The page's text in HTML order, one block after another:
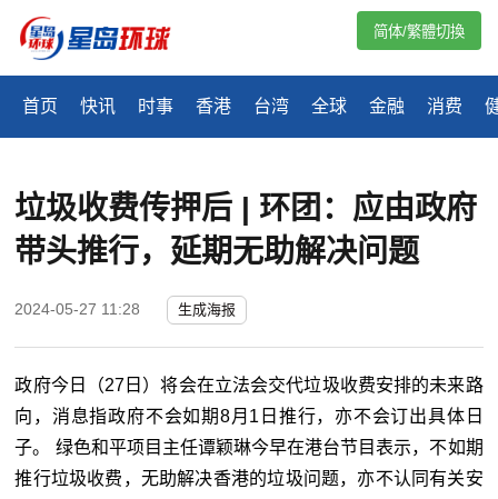
首页 快讯 时事 香港 台湾 全球 金融 消费
简体/繁體切換
垃圾收费传押后 | 环团：应由政府
带头推行，延期无助解决问题
2024-05-27 11:28 生成海报
政府今日（27日）将会在立法会交代垃圾收费安排的未来路
向，消息指政府不会如期8月1日推行，亦不会订出具体日
子。 绿色和平项目主任谭颖琳今早在港台节目表示，不如期
推行垃圾收费，无助解决香港的垃圾问题，亦不认同有关安